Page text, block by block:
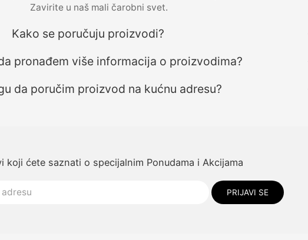
Zavirite u naš mali čarobni svet.
Kako se poručuju proizvodi?
pronađem više informacija o proizvodima?
da poručim proizvod na kućnu adresu?
koji ćete saznati o specijalnim Ponudama i Akcijama
PRIJAVI SE